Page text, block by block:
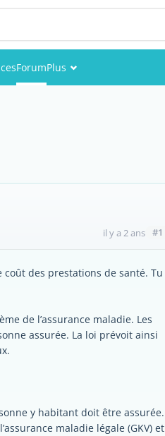
ForumPlus
il y a 2 ans #1
coût des prestations de santé. Tu
de l’assurance maladie. Les
assurée. La loi prévoit ainsi
y habitant doit être assurée.
maladie légale (GKV) et